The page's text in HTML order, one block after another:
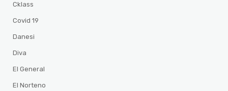
Cklass
Covid 19
Danesi
Diva
El General
El Norteno